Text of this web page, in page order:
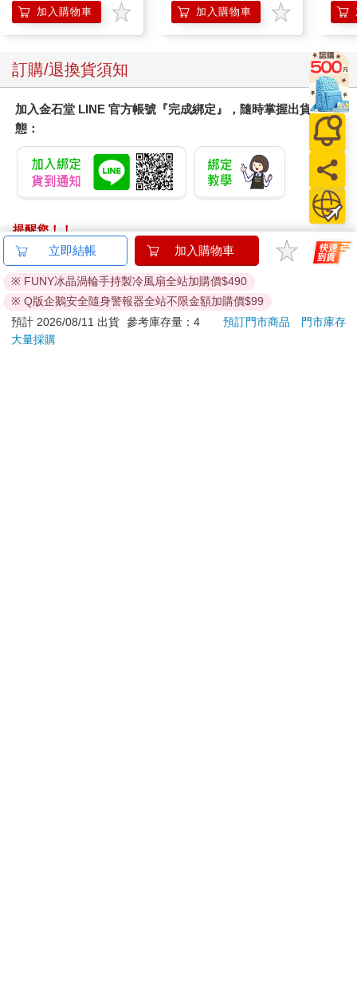
加入購物車 加入購物車
訂購/退換貨須知
加入金石堂 LINE 官方帳號『完成綁定』，隨時掌握出貨動
態：
提醒您！！
金石堂及銀行均不會請您操作ATM! 如接獲電話要求您前往
ATM提款機，請不要聽從指示，以免受騙上當！
退換貨須知：
**提醒您，鑑賞期不等於試用期，退回商品須為全新狀態**
依據「消費者保護法」第19條及行政院消費者保護處公告之
立即結帳 加入購物車
※ FUNY冰晶渦輪手持製冷風扇全站加購價$490
※ Q版企鵝安全隨身警報器全站不限金額加購價$99
預計 2026/08/11 出貨 參考庫存量：4 預訂門市商品
門市庫存
大量採購